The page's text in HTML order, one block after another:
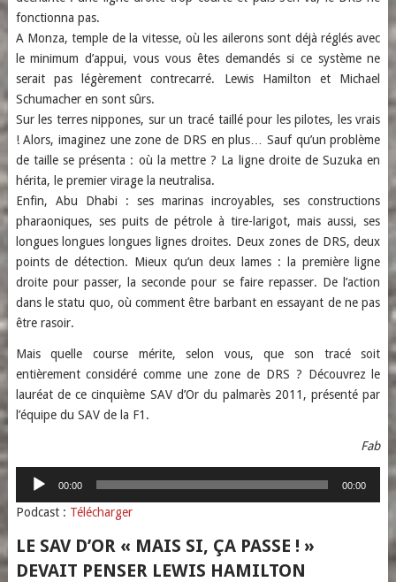
fonctionna pas.
A Monza, temple de la vitesse, où les ailerons sont déjà réglés avec
le minimum d’appui, vous vous êtes demandés si ce système ne
serait pas légèrement contrecarré. Lewis Hamilton et Michael
Schumacher en sont sûrs.
Sur les terres nippones, sur un tracé taillé pour les pilotes, les vrais
! Alors, imaginez une zone de DRS en plus… Sauf qu’un problème
de taille se présenta : où la mettre ? La ligne droite de Suzuka en
hérita, le premier virage la neutralisa.
Enfin, Abu Dhabi : ses marinas incroyables, ses constructions
pharaoniques, ses puits de pétrole à tire-larigot, mais aussi, ses
longues longues longues lignes droites. Deux zones de DRS, deux
points de détection. Mieux qu’un deux lames : la première ligne
droite pour passer, la seconde pour se faire repasser. De l’action
dans le statu quo, où comment être barbant en essayant de ne pas
être rasoir.
Mais quelle course mérite, selon vous, que son tracé soit
entièrement considéré comme une zone de DRS ? Découvrez le
lauréat de ce cinquième SAV d’Or du palmarès 2011, présenté par
l’équipe du SAV de la F1.
Fab
Lecteur
00:00 00:00
Podcast : Télécharger
LE SAV D’OR « MAIS SI, ÇA PASSE ! »
DEVAIT PENSER LEWIS HAMILTON